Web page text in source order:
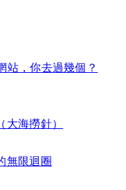
站，你去過幾個？
大海撈針）
無限迴圈